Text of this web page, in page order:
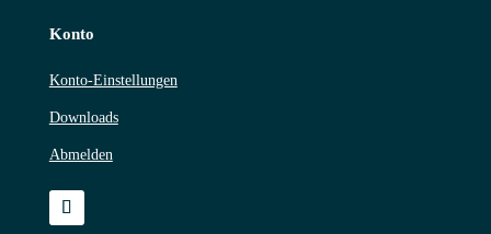
Konto
Konto-Einstellungen
Downloads
Abmelden